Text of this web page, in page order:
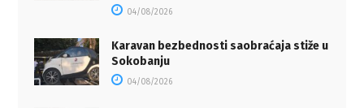
04/08/2026
Karavan bezbednosti saobraćaja stiže u
Sokobanju
04/08/2026